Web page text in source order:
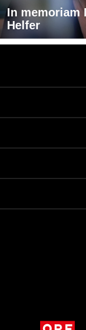
In memoriam
Helfer